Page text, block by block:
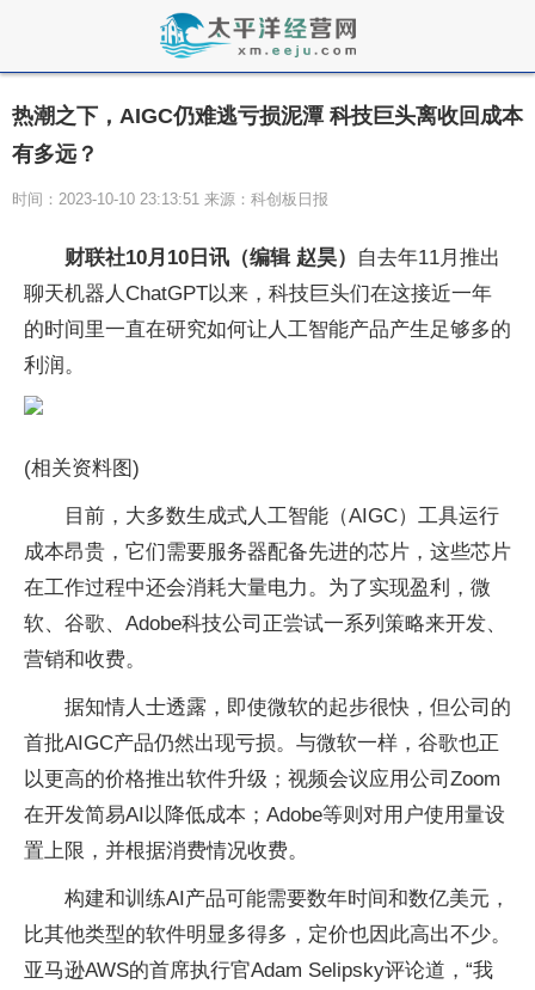
热潮之下，AIGC仍难逃亏损泥潭 科技巨头离收回成本
有多远？
时间：2023-10-10 23:13:51 来源：科创板日报
财联社10月10日讯（编辑 赵昊）
自去年11月推出
聊天机器人ChatGPT以来，科技巨头们在这接近一年
的时间里一直在研究如何让人工智能产品产生足够多的
利润。
(相关资料图)
目前，大多数生成式人工智能（AIGC）工具运行
成本昂贵，它们需要服务器配备先进的芯片，这些芯片
在工作过程中还会消耗大量电力。为了实现盈利，微
软、谷歌、Adobe科技公司正尝试一系列策略来开发、
营销和收费。
据知情人士透露，即使微软的起步很快，但公司的
首批AIGC产品仍然出现亏损。与微软一样，谷歌也正
以更高的价格推出软件升级；视频会议应用公司Zoom
在开发简易AI以降低成本；Adobe等则对用户使用量设
置上限，并根据消费情况收费。
构建和训练AI产品可能需要数年时间和数亿美元，
比其他类型的软件明显多得多，定价也因此高出不少。
亚马逊AWS的首席执行官Adam Selipsky评论道，“我